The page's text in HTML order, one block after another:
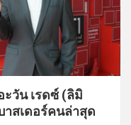
ะวัน เรดซ์ (ลิมิ
สเดอร์คนล่าสุด